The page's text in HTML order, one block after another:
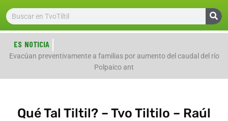
ES NOTICIA
Evacúan preventivamente a familias por aumento del caudal del río
Polpaico ant
Qué Tal Tiltil? – Tvo Tiltilo – Raúl